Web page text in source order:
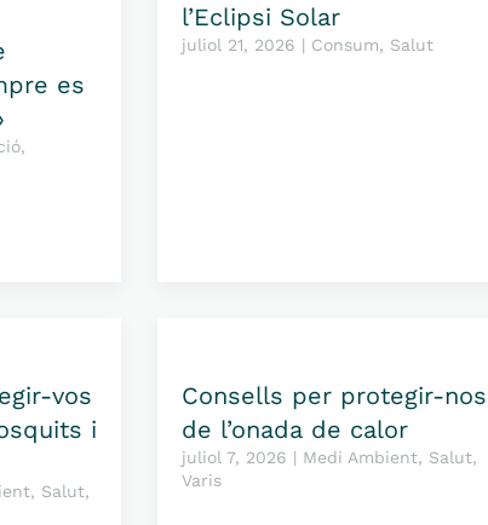
es
l’Eclipsi Solar
juliol 21, 2026 | Consum, Salut
vos
i
Salut,
Consells per protegir-nos
de l’onada de calor
juliol 7, 2026 | Medi Ambient, Salut,
Varis